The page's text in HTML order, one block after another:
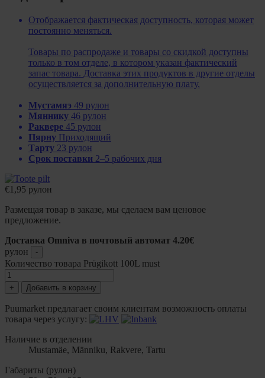
Отображается фактическая доступность, которая может
постоянно меняться.
Товары по распродаже и товары со скидкой доступны
только в том отделе, в котором указан фактический
запас товара. Доставка этих продуктов в другие отделы
осуществляется за дополнительную плату.
Мустамяэ 49 рулон
Мяннику 46 рулон
Раквере 45 рулон
Пярну Приходящий
Тарту 23 рулон
Срок поставки 2–5 рабочих дня
€1,95 рулон
Размещая товар в заказе, мы сделаем вам ценовое
предложение.
Доставка Omniva в почтовый автомат 4.20€
рулон
-
Количество товара Prügikott 100L must
+ Добавить в корзину
Puumarket предлагает своим клиентам возможность оплаты
товара через услугу:
Наличие в отделении
Mustamäe, Männiku, Rakvere, Tartu
Габариты (рулон)